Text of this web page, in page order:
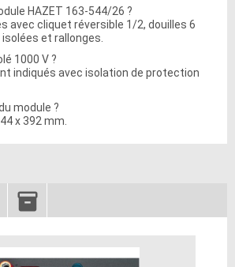
HAZET 163-544/26 ?
avec cliquet réversible 1/2, douilles 6
et rallonges.
1000 V ?
indiqués avec isolation de protection
module ?
x 392 mm.